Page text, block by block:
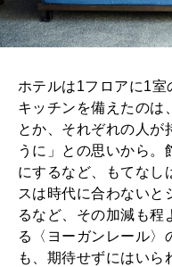
ホテルは1フロアに1室
キッチンを備えたのは
とか、それぞれの人が
うに」との思いから。
にするなど、もてなし
スは時代に合わないと
るなど、その加減も程
る〈ヨーガンレール〉
も、期待せずにはいら